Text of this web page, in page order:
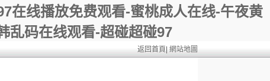
在线播放免费观看-蜜桃成人在线-午夜黄
乱码在线观看-超碰超碰97
返回首頁 網站地圖